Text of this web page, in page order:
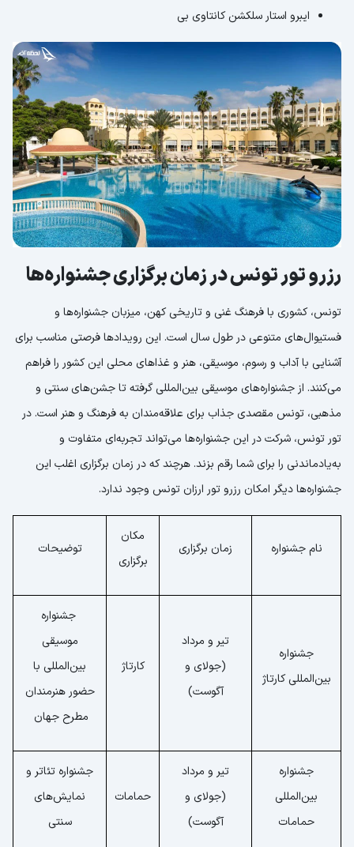
ایبرو استار سلکشن کانتاوی بی
رزرو تور تونس در زمان برگزاری جشنواره‌ها
تونس، کشوری با فرهنگ غنی و تاریخی کهن، میزبان جشنواره‌ها و
فستیوال‌های متنوعی در طول سال است. این رویدادها فرصتی مناسب برای
آشنایی با آداب و رسوم، موسیقی، هنر و غذاهای محلی این کشور را فراهم
می‌کنند. از جشنواره‌های موسیقی بین‌المللی گرفته تا جشن‌های سنتی و
مذهبی، تونس مقصدی جذاب برای علاقه‌مندان به فرهنگ و هنر است. در
تور تونس، شرکت در این جشنواره‌ها می‌تواند تجربه‌ای متفاوت و
به‌یادماندنی را برای شما رقم بزند. هرچند که در زمان برگزاری اغلب این
جشنواره‌ها دیگر امکان رزرو تور ارزان تونس وجود ندارد.
نام جشنواره زمان برگزاری
مکان
برگزاری
توضیحات
جشنواره
بین‌المللی کارتاژ
تیر و مرداد
(جولای و
آگوست)
کارتاژ
جشنواره
موسیقی
بین‌المللی با
حضور هنرمندان
مطرح جهان
جشنواره
بین‌المللی
حمامات
تیر و مرداد
(جولای و
آگوست)
حمامات
جشنواره تئاتر و
نمایش‌های
سنتی